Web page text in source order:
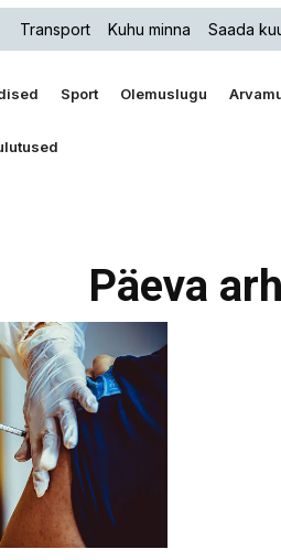
Transport Kuhu minna Saada
Sport Olemuslugu
Päeva